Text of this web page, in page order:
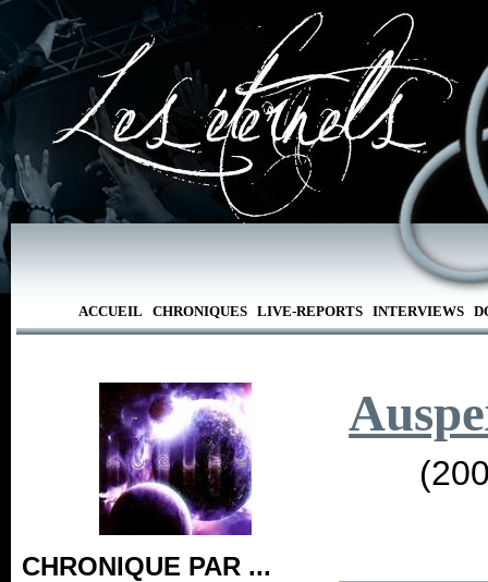
ACCUEIL CHRONIQUES LIVE-REPORTS INTERVIEWS
CHRONIQUE PAR ...